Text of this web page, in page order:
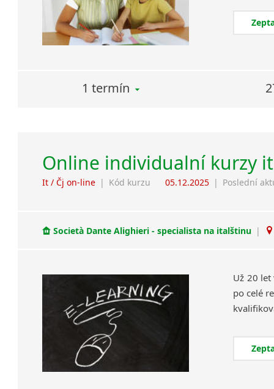
1 termín
Online individualní kurzy
It / Čj on-line | Kód kurzu 05.12.2025 | Poslední
Società Dante Alighieri - specialista na italštinu |
Už 20 let
po celé